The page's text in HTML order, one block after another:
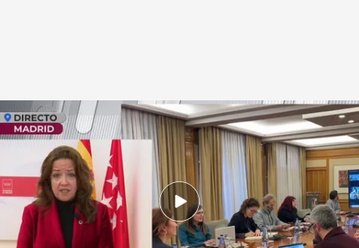
Fátima Matute, consejera de Sanidad de la CAM.cuatro.com
En boca de todos
09 ENE 2024 - 14:41h.
Sanidad impone el uso obligatorio de la
mascarilla en los centros sanitarios de toda